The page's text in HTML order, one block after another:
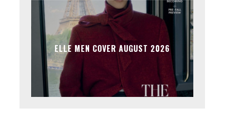
ELLE MEN COVER AUGUST 2026